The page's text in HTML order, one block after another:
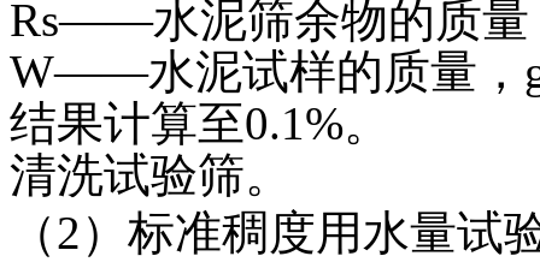
Rs——水泥筛余物的质量
W——水泥试样的质量，
结果计算至0.1%。
清洗试验筛。
（2）标准稠度用水量试